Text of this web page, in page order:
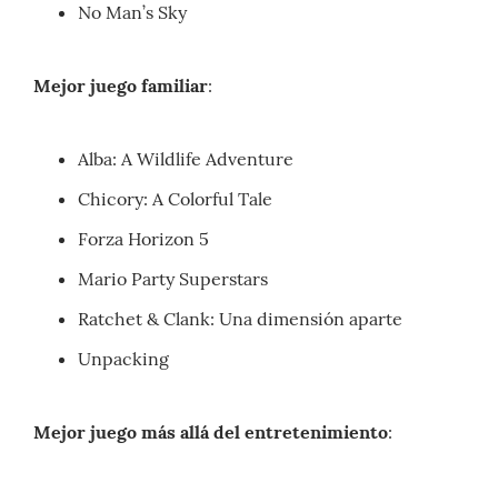
No Man’s Sky
Mejor juego familiar:
Alba: A Wildlife Adventure
Chicory: A Colorful Tale
Forza Horizon 5
Mario Party Superstars
Ratchet & Clank: Una dimensión aparte
Unpacking
Mejor juego más allá del entretenimiento: